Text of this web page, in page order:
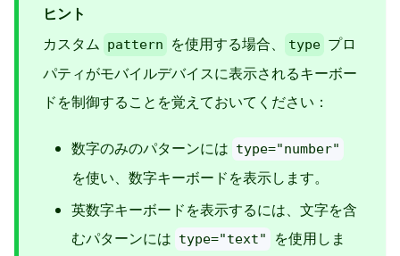
ヒント
カスタム pattern を使用する場合、 type プロ
パティがモバイルデバイスに表示されるキーボー
ドを制御することを覚えておいてください：
数字のみのパターンには type="number"
を使い、数字キーボードを表示します。
英数字キーボードを表示するには、文字を含
むパターンには type="text"
を使用しま